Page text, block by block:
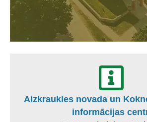
Aizkraukles novada un
informācijas